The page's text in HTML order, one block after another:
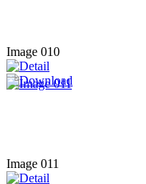
Image 010
Image 011